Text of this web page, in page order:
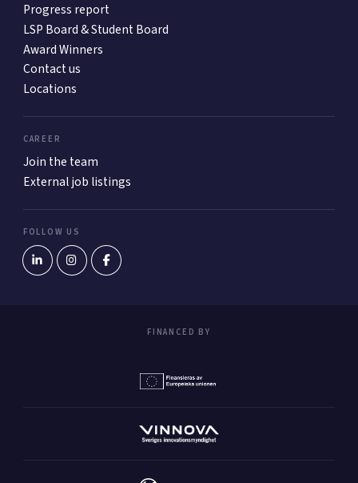
Progress report
LSP Board & Student Board
Award Winners
Contact us
Locations
CAREER
Join the team
External job listings
FOLLOW US
FINANCED BY